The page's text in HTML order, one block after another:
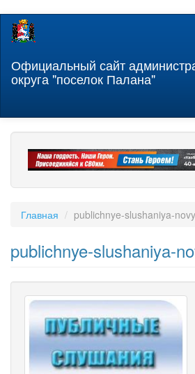
Перейти
содержанию
Официальный сайт
округа "поселок Палана"
Главная publichnye-slushaniya-
publichnye-slushaniya-